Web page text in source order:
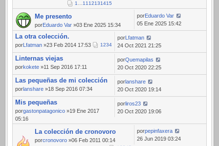
1 11 12131415
Me presento
porEduardo Var »03 Ene 2025 15:34
porEduardo Var
05 Ene 2025 15:42
La otra colección.
porLfatman »23 Feb 2014 17:53 1234
porLfatman
24 Oct 2021 21:25
Linternas viejas
porkokete »11 Sep 2016 17:11
porQuemapilas
20 Oct 2020 22:25
Las pequeñas de mi colección
porlanshare »18 Sep 2016 07:34
porlanshare
20 Oct 2020 19:14
Mis pequeñas
porgastonpatagonico »19 Ene 2017
05:16
porliros23
20 Oct 2020 19:06
La colección de cronovoro
porcronovoro »06 Feb 2011 00:14
porpepinfaxera
26 Jun 2019 03:24